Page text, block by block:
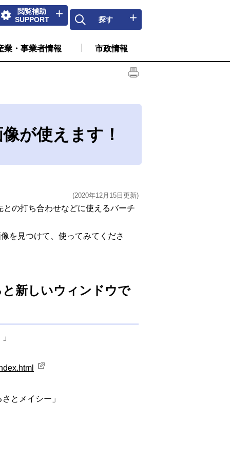
閲覧補助
SUPPORT
探す
業・事業者情報 市政情報
が使えます！
(2020年12月15日更新)
の打ち合わせなどに使えるバーチ
を見つけて、使ってみてくださ
新しいウィンドウで
とメイシー」